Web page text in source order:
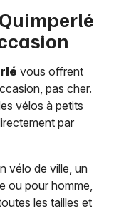
Quimperlé
vous offrent
pas cher.
vélos à petits
par
vélo de ville, un
ou pour homme,
les tailles et